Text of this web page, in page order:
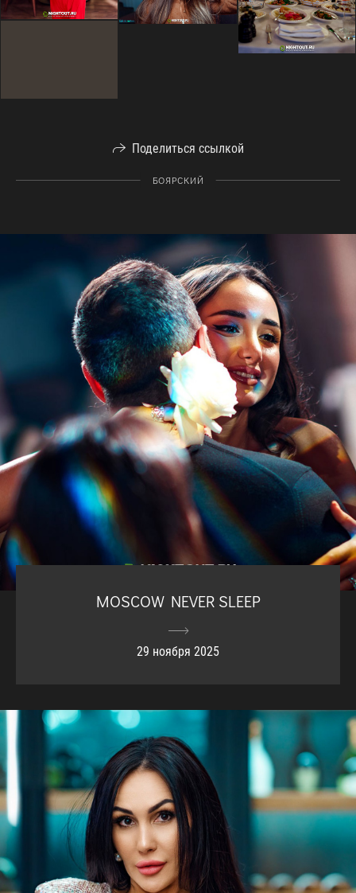
Поделиться ссылкой
БОЯРСКИЙ
MOSCOW NEVER SLEEP
29 ноября 2025